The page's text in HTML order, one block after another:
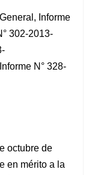
Informe
302-2013-
N° 328-
octubre de
en mérito a la